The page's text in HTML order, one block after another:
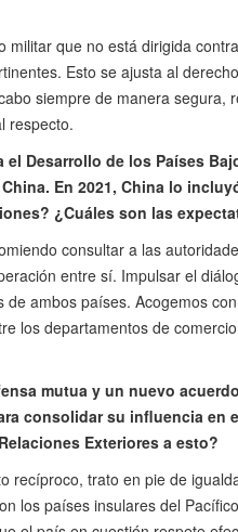
que no está dirigida
Esto se ajusta al
siempre de manera segura,
respecto.
Desarrollo de los Países
En 2021, China lo
¿Cuáles son las
consultar a las
entre sí. Impulsar el
ambos países. Acogemos
los departamentos de
mutua y un nuevo
consolidar su influencia en
Exteriores a esto?
recíproco, trato en pie de
los países insulares del